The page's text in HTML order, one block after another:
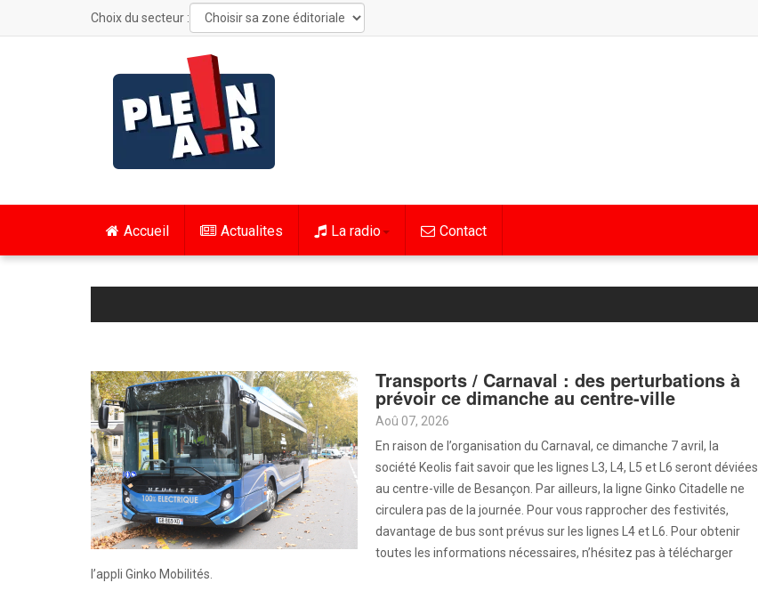
Choix du secteur :
Accueil Actualites La radio Contact
Transports / Carnaval : des perturbations à
prévoir ce dimanche au centre-ville
Aoû 07, 2026
En raison de l’organisation du Carnaval, ce dimanche 7 avril, la
société Keolis fait savoir que les lignes L3, L4, L5 et L6 seront déviées
au centre-ville de Besançon. Par ailleurs, la ligne Ginko Citadelle ne
circulera pas de la journée. Pour vous rapprocher des festivités,
davantage de bus sont prévus sur les lignes L4 et L6. Pour obtenir
toutes les informations nécessaires, n’hésitez pas à télécharger
l’appli Ginko Mobilités.